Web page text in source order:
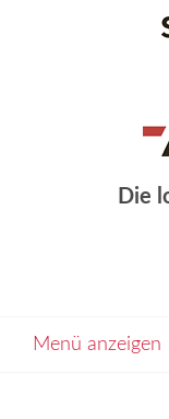
Die
Menü anzeigen